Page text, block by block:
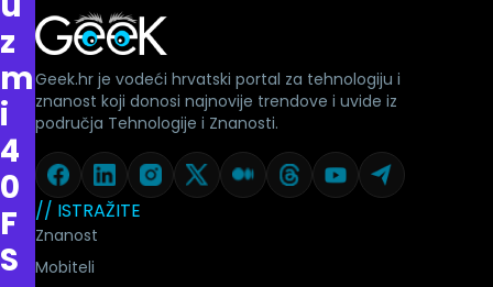
z
m
i
4
0
F
S
// ISTRAŽITE
Znanost
Mobiteli
Geek.hr je vodeći hrvatski portal za tehnologiju i
znanost koji donosi najnovije trendove i uvide iz
područja Tehnologije i Znanosti.